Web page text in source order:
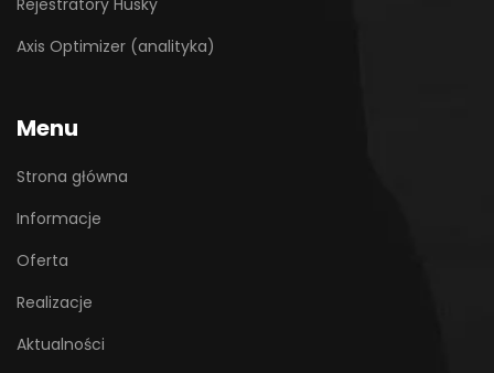
Axis Optimizer (analityka)
Menu
Strona główna
Informacje
Oferta
Realizacje
Aktualności